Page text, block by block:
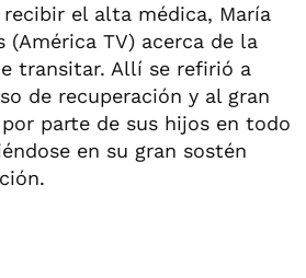
recibir el alta médica, María
(América TV) acerca de la
transitar. Allí se refirió a
de recuperación y al gran
parte de sus hijos en todo
en su gran sostén